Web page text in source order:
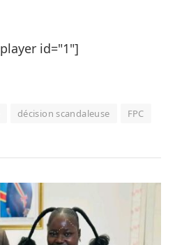
id="1"]
décision scandaleuse FPC